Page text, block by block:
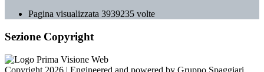
Pagina visualizzata 3939235 volte
Sezione Copyright
Copyright 2026 | Engineered and powered by Gruppo Spaggiari